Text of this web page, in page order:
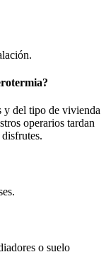
y del tipo de vivienda
operarios tardan
o suelo